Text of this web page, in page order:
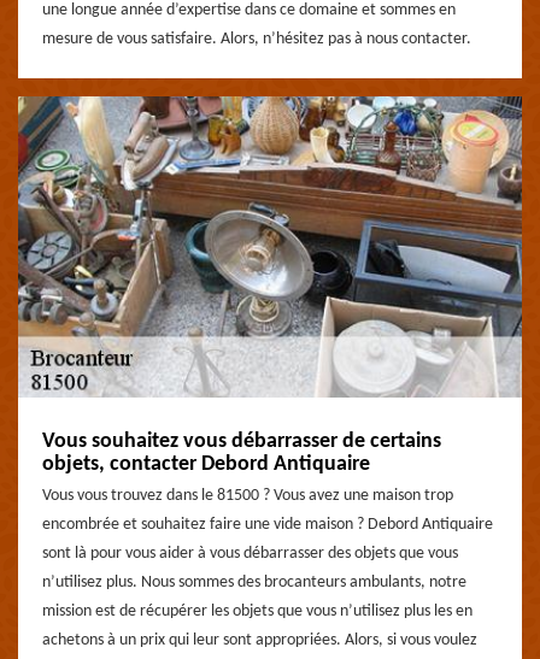
une longue année d’expertise dans ce domaine et sommes en
mesure de vous satisfaire. Alors, n’hésitez pas à nous contacter.
Vous souhaitez vous débarrasser de certains
objets, contacter Debord Antiquaire
Vous vous trouvez dans le 81500 ? Vous avez une maison trop
encombrée et souhaitez faire une vide maison ? Debord Antiquaire
sont là pour vous aider à vous débarrasser des objets que vous
n’utilisez plus. Nous sommes des brocanteurs ambulants, notre
mission est de récupérer les objets que vous n’utilisez plus les en
achetons à un prix qui leur sont appropriées. Alors, si vous voulez